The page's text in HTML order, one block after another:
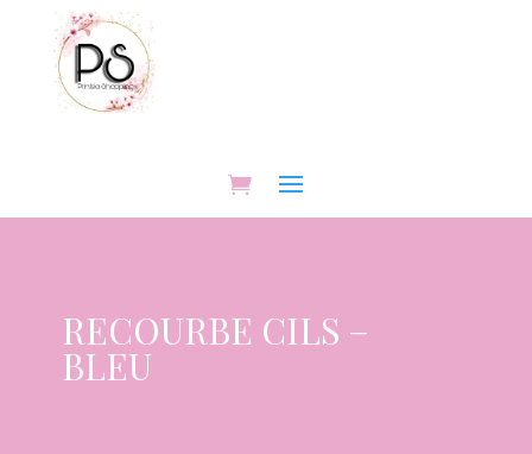
RECOURBE CILS –
BLEU